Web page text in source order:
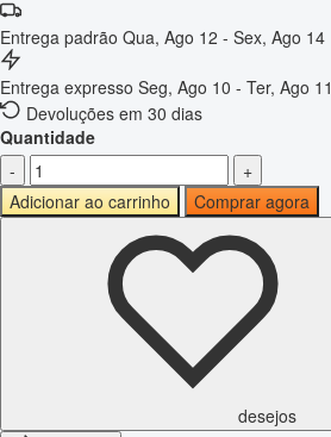
Entrega padrão Qua, Ago 12 - Sex, Ago 14
Entrega expresso Seg, Ago 10 - Ter, Ago 11
Devoluções em 30 dias
Quantidade
-
+
Adicionar ao carrinho
Comprar agora
desejos